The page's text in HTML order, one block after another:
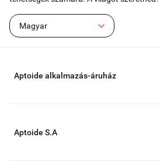
Magyar
Aptoide alkalmazás-áruház
Aptoide S.A